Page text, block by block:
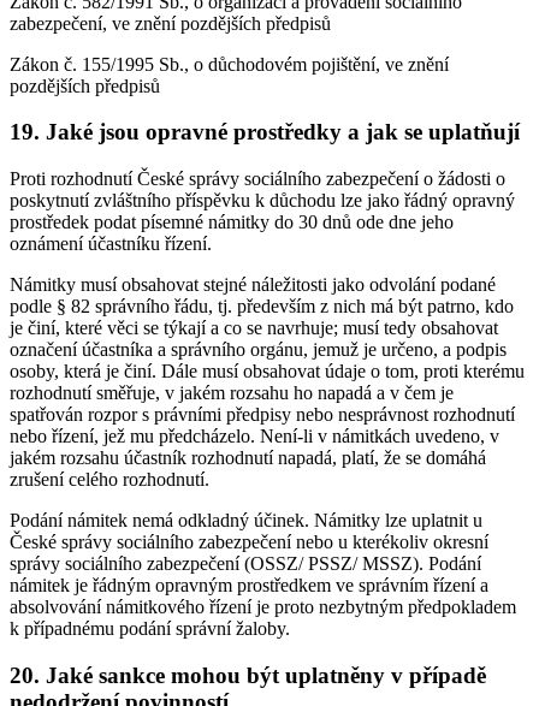
zabezpečení, ve znění pozdějších předpisů
Zákon č. 155/1995 Sb., o důchodovém pojištění, ve znění
pozdějších předpisů
19. Jaké jsou opravné prostředky a jak se uplatňují
Proti rozhodnutí České správy sociálního zabezpečení o žádosti o
poskytnutí zvláštního příspěvku k důchodu lze jako řádný opravný
prostředek podat písemné námitky do 30 dnů ode dne jeho
oznámení účastníku řízení.
Námitky musí obsahovat stejné náležitosti jako odvolání podané
podle § 82 správního řádu, tj. především z nich má být patrno, kdo
je činí, které věci se týkají a co se navrhuje; musí tedy obsahovat
označení účastníka a správního orgánu, jemuž je určeno, a podpis
osoby, která je činí. Dále musí obsahovat údaje o tom, proti kterému
rozhodnutí směřuje, v jakém rozsahu ho napadá a v čem je
spatřován rozpor s právními předpisy nebo nesprávnost rozhodnutí
nebo řízení, jež mu předcházelo. Není-li v námitkách uvedeno, v
jakém rozsahu účastník rozhodnutí napadá, platí, že se domáhá
zrušení celého rozhodnutí.
Podání námitek nemá odkladný účinek. Námitky lze uplatnit u
České správy sociálního zabezpečení nebo u kterékoliv okresní
správy sociálního zabezpečení (OSSZ/ PSSZ/ MSSZ). Podání
námitek je řádným opravným prostředkem ve správním řízení a
absolvování námitkového řízení je proto nezbytným předpokladem
k případnému podání správní žaloby.
20. Jaké sankce mohou být uplatněny v případě